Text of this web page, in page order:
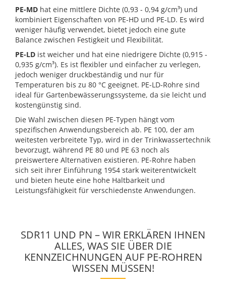
PE-MD hat eine mittlere Dichte (0,93 - 0,94 g/cm³) und
kombiniert Eigenschaften von PE-HD und PE-LD. Es wird
weniger häufig verwendet, bietet jedoch eine gute
Balance zwischen Festigkeit und Flexibilität.
PE-LD ist weicher und hat eine niedrigere Dichte (0,915 -
0,935 g/cm³). Es ist flexibler und einfacher zu verlegen,
jedoch weniger druckbeständig und nur für
Temperaturen bis zu 80 °C geeignet. PE-LD-Rohre sind
ideal für Gartenbewässerungssysteme, da sie leicht und
kostengünstig sind.
Die Wahl zwischen diesen PE-Typen hängt vom
spezifischen Anwendungsbereich ab. PE 100, der am
weitesten verbreitete Typ, wird in der Trinkwassertechnik
bevorzugt, während PE 80 und PE 63 noch als
preiswertere Alternativen existieren. PE-Rohre haben
sich seit ihrer Einführung 1954 stark weiterentwickelt
und bieten heute eine hohe Haltbarkeit und
Leistungsfähigkeit für verschiedenste Anwendungen.
SDR11 UND PN – WIR ERKLÄREN IHNEN
ALLES, WAS SIE ÜBER DIE
KENNZEICHNUNGEN AUF PE-ROHREN
WISSEN MÜSSEN!